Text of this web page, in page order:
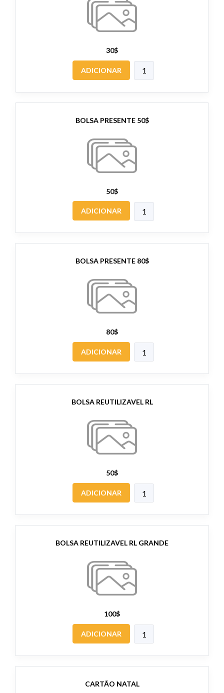
30$
ADICIONAR
BOLSA PRESENTE 50$
50$
ADICIONAR
BOLSA PRESENTE 80$
80$
ADICIONAR
BOLSA REUTILIZAVEL RL
50$
ADICIONAR
BOLSA REUTILIZAVEL RL GRANDE
100$
ADICIONAR
CARTÃO NATAL